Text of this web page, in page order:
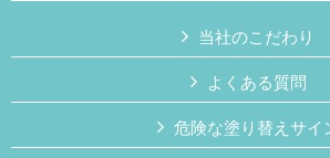
当社のこだわり
よくある質問
危険な塗り替えサイ